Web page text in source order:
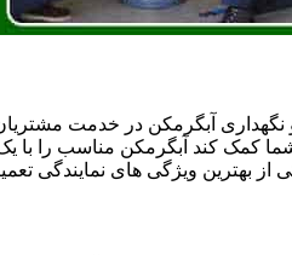
نگهداری آبگرمکن در خدمت
به شما کمک کند آبگرمکن مناسب
از بهترین ویژگی های نمایندگی